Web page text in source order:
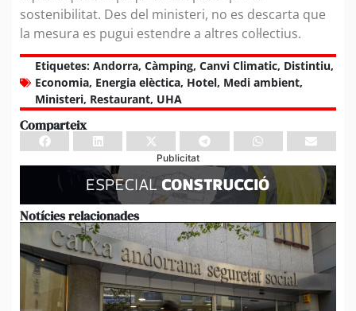
sostenibilitat. Des del ministeri, no es descarta que
la mesura es pugui estendre a altres col·lectius.
Etiquetes: Andorra, Càmping, Canvi Climatic, Distintiu,
Economia, Energia elèctica, Hotel, Medi ambient,
Ministeri, Restaurant, UHA
Comparteix
Publicitat
Notícies relacionades